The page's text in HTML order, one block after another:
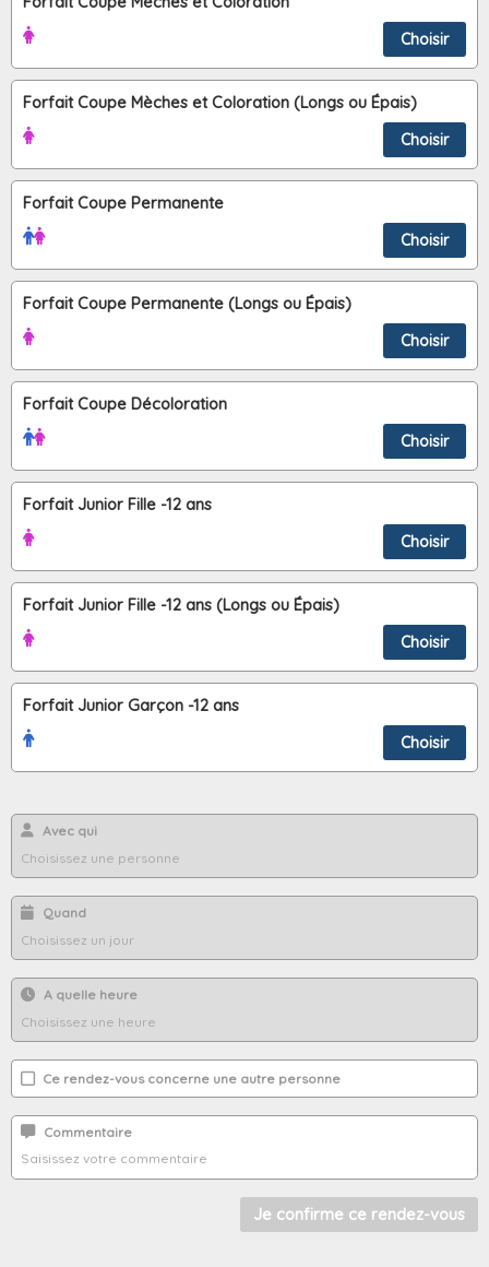
Choisir
Forfait Coupe Mèches et Coloration (Longs ou Épais)
Choisir
Forfait Coupe Permanente
Choisir
Forfait Coupe Permanente (Longs ou Épais)
Choisir
Forfait Coupe Décoloration
Choisir
Forfait Junior Fille -12 ans
Choisir
Forfait Junior Fille -12 ans (Longs ou Épais)
Choisir
Forfait Junior Garçon -12 ans
Choisir
Avec qui
Quand
A quelle heure
Ce rendez-vous concerne une autre personne
Commentaire